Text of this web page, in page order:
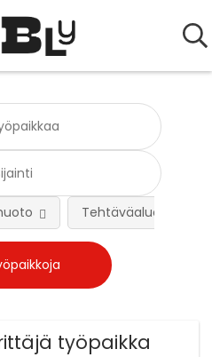
Tehtäväalue
työpaikka